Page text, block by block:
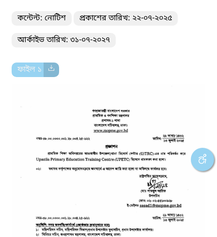
কন্টেন্ট: নোটিশ প্রকাশের তারিখ: ২২-০৭-২০২৫
আর্কাইভ তারিখ: ৩১-০৭-২০২৭
ফাইল ১